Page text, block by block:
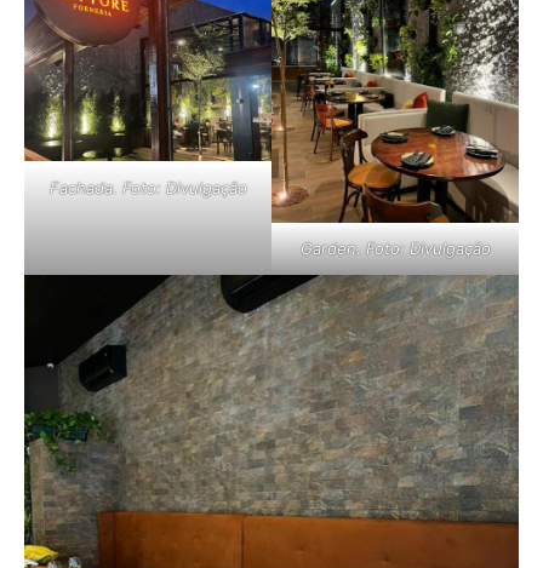
Fachada. Foto: Divulgação
Garden. Foto: Divulgação